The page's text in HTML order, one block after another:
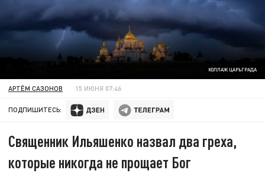
КОЛЛАЖ ЦАРЬГРАДА
АРТЁМ САЗОНОВ 15 ИЮНЯ 07:46
ПОДПИШИТЕСЬ:
Священник Ильяшенко назвал два греха,
которые никогда не прощает Бог